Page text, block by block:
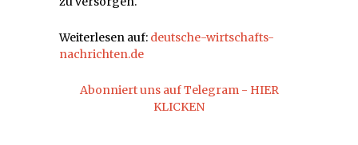
Weiterlesen auf: deutsche-wirtschafts-
nachrichten.de
Abonniert uns auf Telegram - HIER
KLICKEN